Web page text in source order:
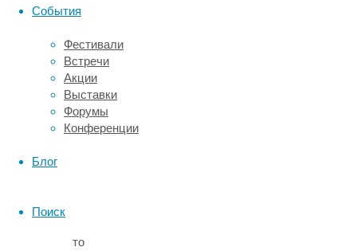
События
Фестивали
Встречи
Акции
Выставки
Форумы
Конференции
Блог
Поиск
стороны,
нередко
обвиняют
в
том,
что
они
то